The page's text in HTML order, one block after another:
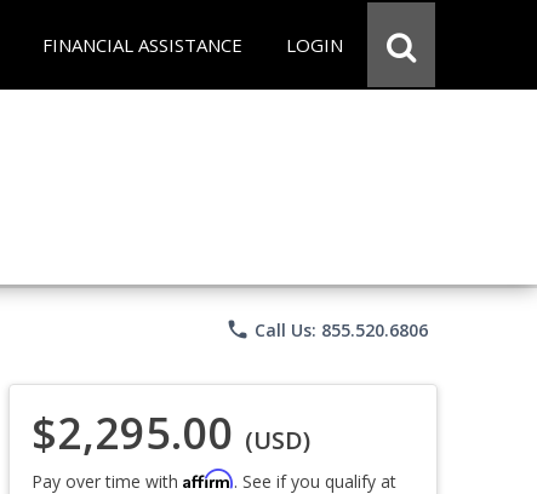
FINANCIAL ASSISTANCE LOGIN
phone Call Us: 855.520.6806
$2,295.00 (USD)
Pay over time with Affirm. See if you qualify at